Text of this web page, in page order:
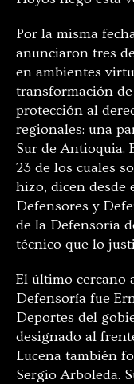
Por la misma
anunciaron tres
en ambientes
transformación
protección al
regionales: una
Sur de Antioquia.
23 de los cuales
hizo, dicen desde
Defensores y
de la Defensoría
técnico que lo
El último cercano
Defensoría fue
Deportes del
designado al
Lucena también
Sergio Arboleda.